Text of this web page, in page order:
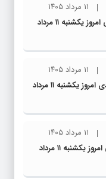
۱۱ مرداد ۱۴۰۵
روزنامه های استانی امروز یکشنبه ۱۱ مرداد
۱۱ مرداد ۱۴۰۵
روزنامه های اقتصادی امروز یکشنبه ۱۱ مرداد
۱۱ مرداد ۱۴۰۵
روزنامه های ورزشی امروز یکشنبه ۱۱ مرداد